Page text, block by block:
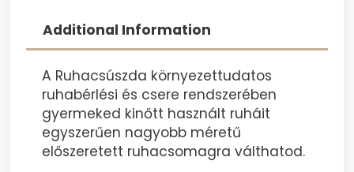
Additional Information
A Ruhacsúszda környezettudatos
ruhabérlési és csere rendszerében
gyermeked kinőtt használt ruháit
egyszerűen nagyobb méretű
előszeretett ruhacsomagra válthatod.